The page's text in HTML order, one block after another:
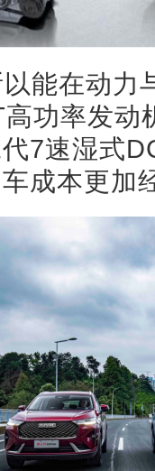
能在动力
功率发动
7速湿式
成本更加